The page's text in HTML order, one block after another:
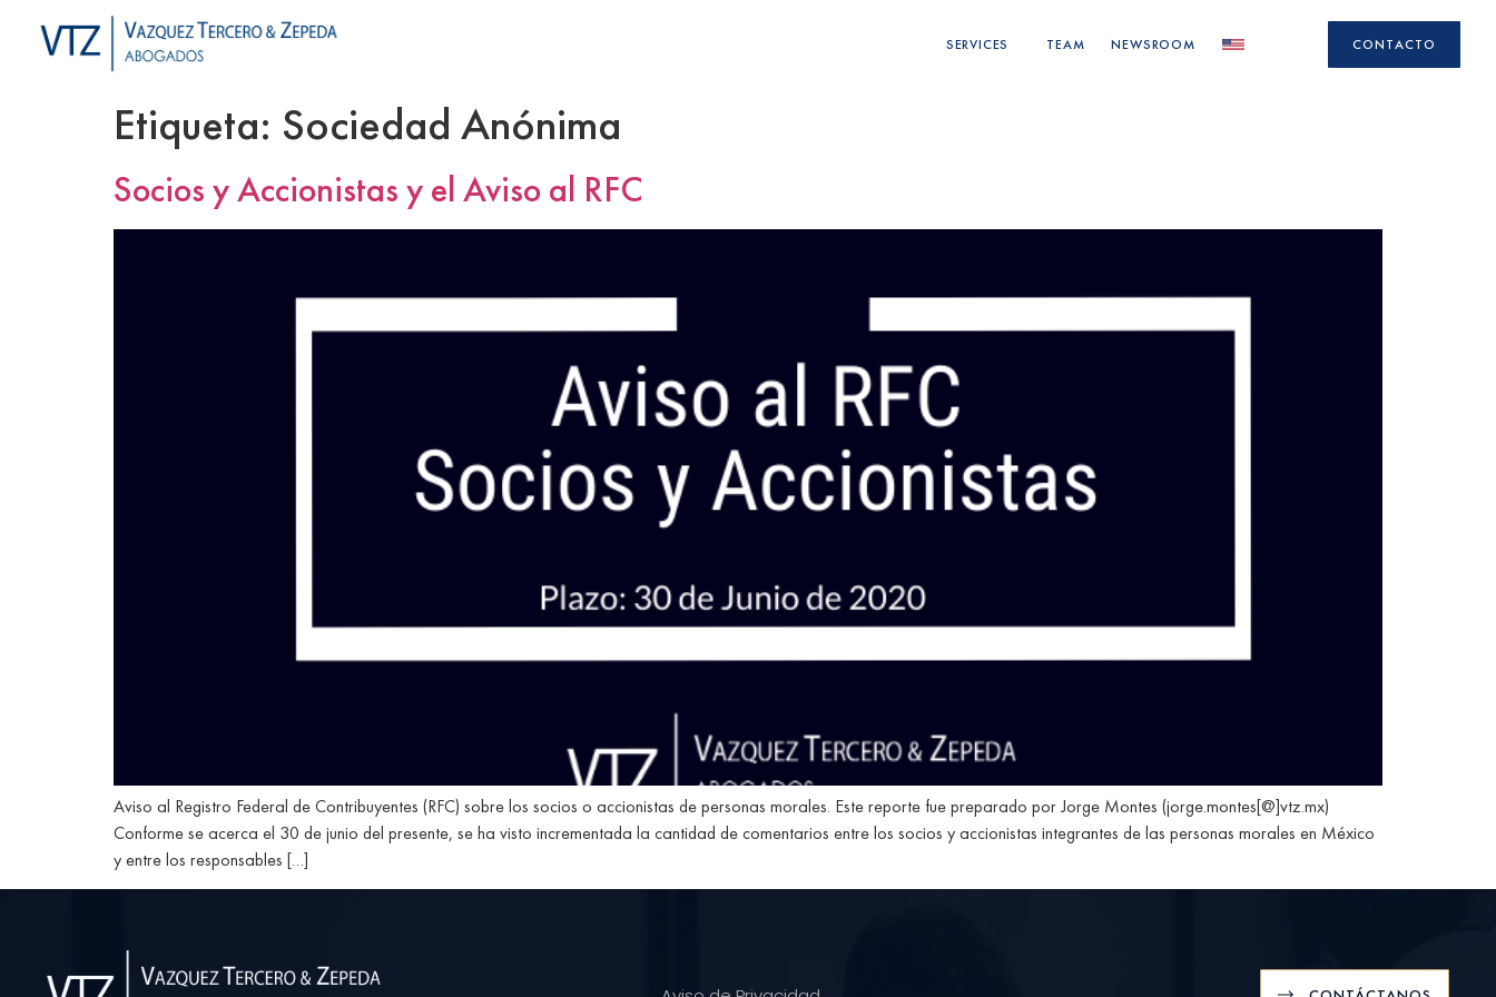
SERVICES TEAM NEWSROOM CONTACTO
Etiqueta: Sociedad Anónima
Socios y Accionistas y el Aviso al RFC
Aviso al Registro Federal de Contribuyentes (RFC) sobre los socios o accionistas de personas morales. Este reporte fue preparado por Jorge Montes (jorge.montes[@]vtz.mx)
Conforme se acerca el 30 de junio del presente, se ha visto incrementada la cantidad de comentarios entre los socios y accionistas integrantes de las personas morales en México
y entre los responsables […]